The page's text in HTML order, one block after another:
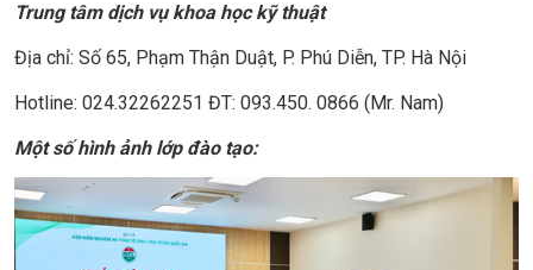
Trung tâm dịch vụ khoa học kỹ thuật
Địa chỉ: Số 65, Phạm Thận Duật, P. Phú Diễn, TP. Hà Nội
Hotline: 024.32262251 ĐT: 093.450. 0866 (Mr. Nam)
Một số hình ảnh lớp đào tạo: